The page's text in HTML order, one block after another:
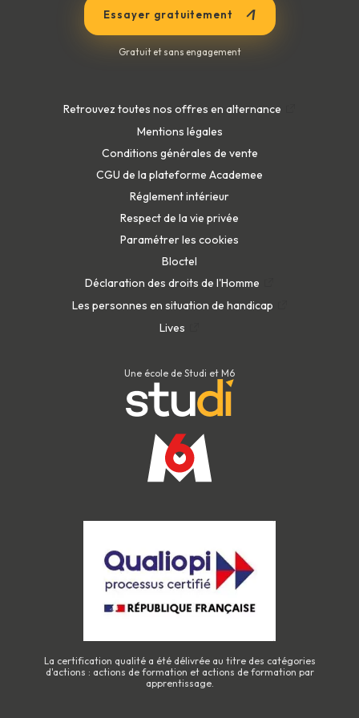
Essayer gratuitement
Gratuit et sans engagement
Retrouvez toutes nos offres en alternance
Mentions légales
Conditions générales de vente
CGU de la plateforme Academee
Réglement intérieur
Respect de la vie privée
Paramétrer les cookies
Bloctel
Déclaration des droits de l'Homme
Les personnes en situation de handicap
Lives
Une école de Studi et M6
La certification qualité a été délivrée au titre des catégories
d'actions : actions de formation et actions de formation par
apprentissage.